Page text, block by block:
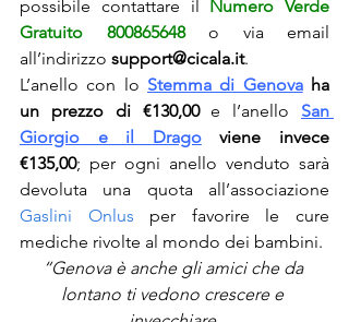
possibile contattare il Numero Verde
Gratuito 800865648 o via email
all’indirizzo support@cicala.it.
L’anello con lo Stemma di Genova ha
un prezzo di €130,00 e l’anello San
Giorgio e il Drago viene invece
€135,00; per ogni anello venduto sarà
Gaslini Onlus per favorire le cure
mediche rivolte al mondo dei bambini.
“Genova è anche gli amici che da
lontano ti vedono crescere e